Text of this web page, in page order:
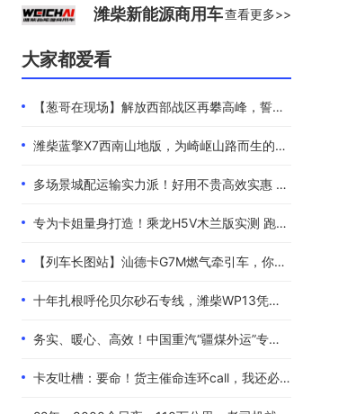
潍柴新能源商用车查看更多>>
大家都爱看
【葱哥在现场】解放西部战区再攀高峰，誓夺全年4.4万辆
潍柴蓝擎X7西南山地版，为崎岖山路而生的高效物流伙伴
多场景城配运输实力派！好用不贵高效实惠 101度4米2选蓝擎EHMAX
专为卡姐量身打造！乘龙H5V木兰版实测 跑长途的糟心事全都解决了
【列车长图站】汕德卡G7M燃气牵引车，你是来“搅局”的吧？
十年扎根呼伦贝尔砂石专线，潍柴WP13凭硬核实力伴80后卡友创收增收
务实、暖心、高效！中国重汽“疆煤外运”专属服务政策体验报告
卡友吐槽：要命！货主催命连环call，我还必须四小时歇一次！